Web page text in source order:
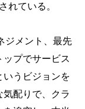
れている。
ジメント、最先
プでサービス
いうビジョンを
配りで、クラ